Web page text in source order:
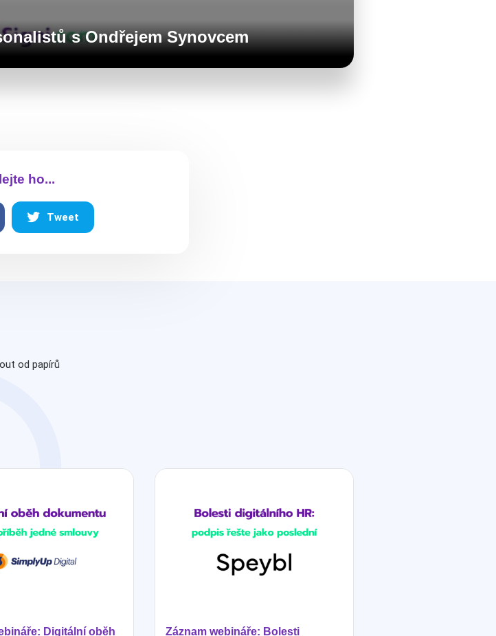
s Ondřejem Synovcem
ho...
Tweet
od papírů
Digitální oběh
Záznam webináře: Bolesti